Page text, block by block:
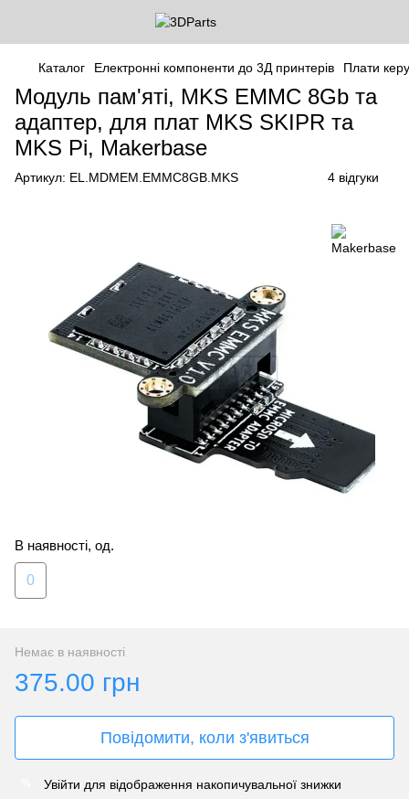
Каталог Електронні компоненти до 3Д принтерів Плати
Модуль пам'яті, MKS EMMC 8Gb та
адаптер, для плат MKS SKIPR та
MKS Pi, Makerbase
Артикул: EL.MDMEM.EMMC8GB.MKS 4 відгуки
В наявності, од.
0
Немає в наявності
375.00 грн
Повідомити, коли з'явиться
Увійти для відображення накопичувальної знижки